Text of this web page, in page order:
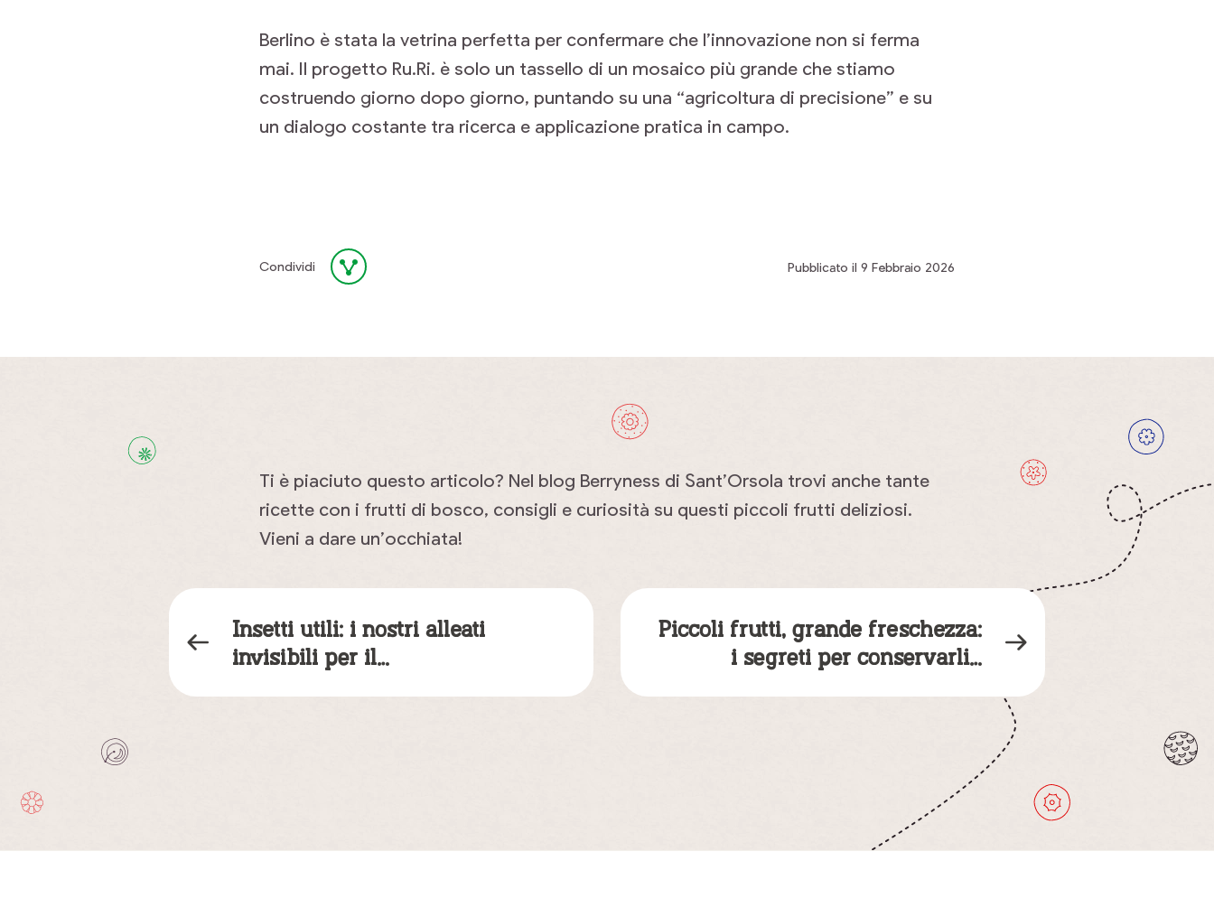
Berlino è stata la vetrina perfetta per confermare che l’innovazione non si ferma
mai. Il progetto Ru.Ri. è solo un tassello di un mosaico più grande che stiamo
costruendo giorno dopo giorno, puntando su una “agricoltura di precisione” e su
un dialogo costante tra ricerca e applicazione pratica in campo.
Condividi Pubblicato il 9 Febbraio 2026
Ti è piaciuto questo articolo? Nel blog Berryness di Sant’Orsola trovi anche tante
ricette con i frutti di bosco, consigli e curiosità su questi piccoli frutti deliziosi.
Vieni a dare un’occhiata!
Insetti utili: i nostri alleati
invisibili per il…
Piccoli frutti, grande freschezza:
i segreti per conservarli…